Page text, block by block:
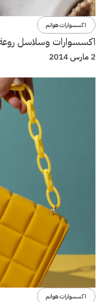
اكسسوارات هوانم
اكسسوارات وسلاسل روعة
2 مارس 2014
اكسسوارات هوانم